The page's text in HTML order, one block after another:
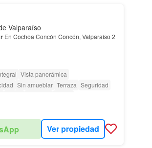
Valparaíso
En Cochoa Concón Concón, Valparaíso 2
Vista panorámica
Sin amueblar Terraza Seguridad
Ver propiedad